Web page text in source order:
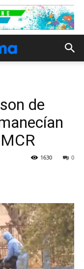
de
0
1630